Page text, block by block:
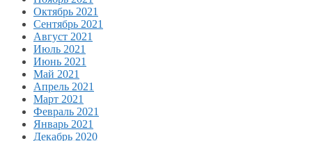
Октябрь 2021
Сентябрь 2021
Август 2021
Июль 2021
Июнь 2021
Май 2021
Апрель 2021
Март 2021
Февраль 2021
Январь 2021
Декабрь 2020